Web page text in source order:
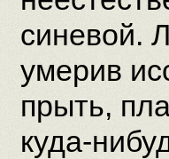
синевой.
умерив
прыть,
куда-